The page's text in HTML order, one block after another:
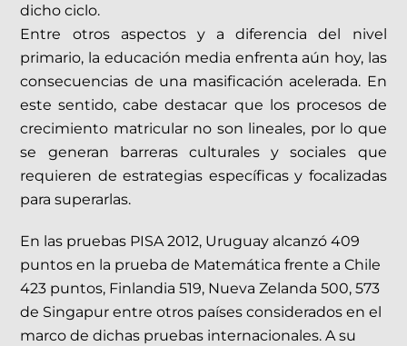
dicho ciclo.
Entre otros aspectos y a diferencia del nivel
primario, la educación media enfrenta aún hoy, las
consecuencias de una masificación acelerada. En
este sentido, cabe destacar que los procesos de
crecimiento matricular no son lineales, por lo que
se generan barreras culturales y sociales que
requieren de estrategias específicas y focalizadas
para superarlas.
En las pruebas PISA 2012, Uruguay alcanzó 409
puntos en la prueba de Matemática frente a Chile
423 puntos, Finlandia 519, Nueva Zelanda 500, 573
de Singapur entre otros países considerados en el
marco de dichas pruebas internacionales. A su